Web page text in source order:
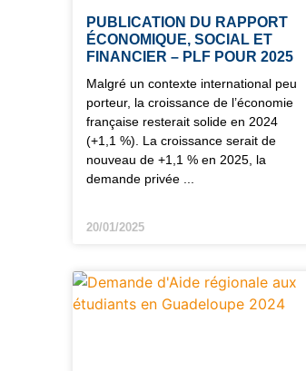
PUBLICATION DU RAPPORT
ÉCONOMIQUE, SOCIAL ET
FINANCIER – PLF POUR 2025
Malgré un contexte international peu
porteur, la croissance de l’économie
française resterait solide en 2024
(+1,1 %). La croissance serait de
nouveau de +1,1 % en 2025, la
demande privée
20/01/2025